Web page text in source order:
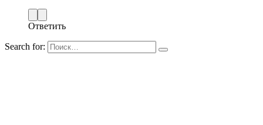
Ответить
Search for: